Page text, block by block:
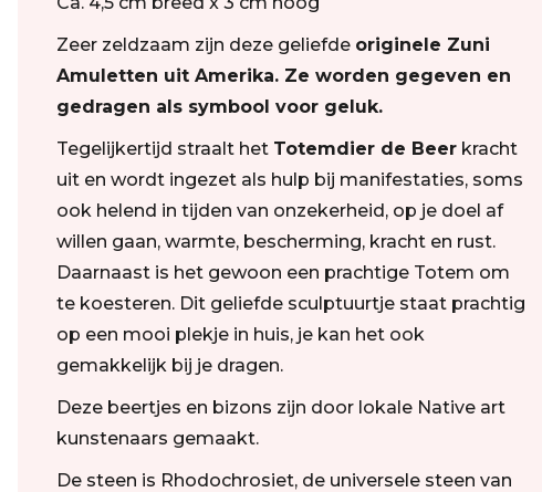
Zeer zeldzaam zijn deze geliefde originele Zuni
Amuletten uit Amerika. Ze worden gegeven en
gedragen als symbool voor geluk.
Tegelijkertijd straalt het Totemdier de Beerkracht
uit en wordt ingezet als hulp bij manifestaties, soms
ook helend in tijden van onzekerheid, op je doel af
willen gaan, warmte, bescherming, kracht en rust.
Daarnaast is het gewoon een prachtige Totem om
te koesteren. Dit geliefde sculptuurtje staat prachtig
op een mooi plekje in huis, je kan het ook
gemakkelijk bij je dragen.
Deze beertjes en bizons zijn door lokale Native art
kunstenaars gemaakt.
De steen is Rhodochrosiet, de universele steen van